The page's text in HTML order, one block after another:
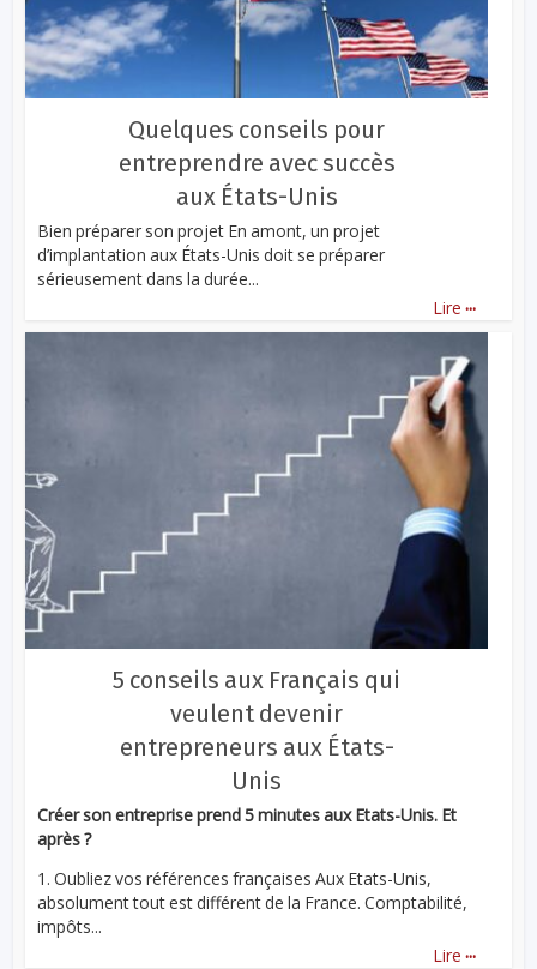
Quelques conseils pour
entreprendre avec succès
aux États-Unis
Bien préparer son projet En amont, un projet
d’implantation aux États-Unis doit se préparer
sérieusement dans la durée...
Lire ...
5 conseils aux Français qui
veulent devenir
entrepreneurs aux États-
Unis
Créer son entreprise prend 5 minutes aux Etats-Unis. Et
après ?
1. Oubliez vos références françaises Aux Etats-Unis,
absolument tout est différent de la France. Comptabilité,
impôts...
Lire ...